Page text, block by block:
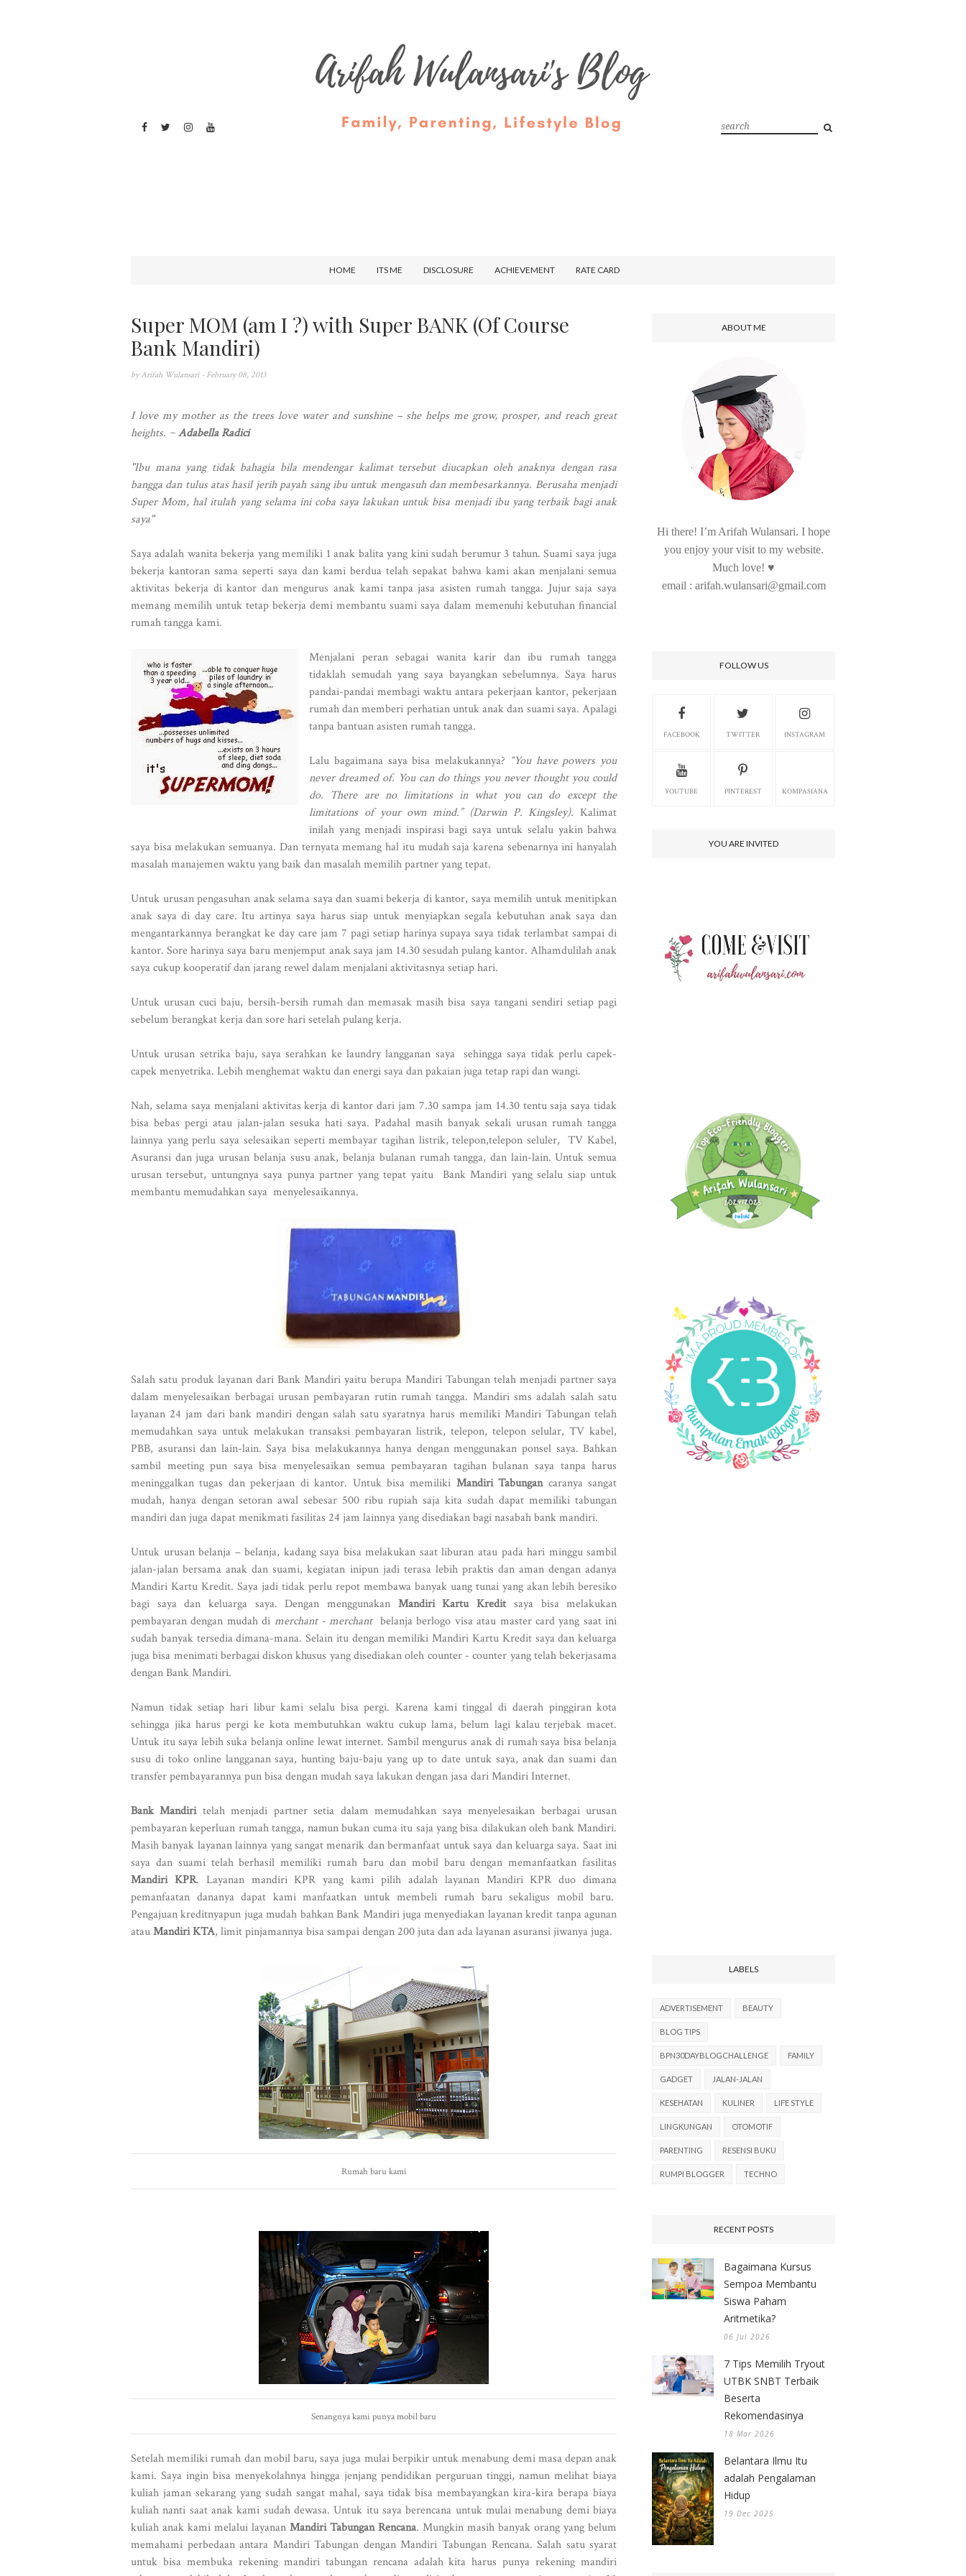
HOME ITS ME DISCLOSURE ACHIEVEMENT RATE CARD
Super MOM (am I ?) with Super BANK (Of Course
Bank Mandiri)
by Arifah Wulansari - February 08, 2013
I love my mother as the trees love water and sunshine – she helps me grow, prosper, and reach great
heights. ~Adabella Radici
"Ibu mana yang tidak bahagia bila mendengar kalimat tersebut diucapkan oleh anaknya dengan rasa
bangga dan tulus atas hasil jerih payah sang ibu untuk mengasuh dan membesarkannya. Berusaha menjadi
Super Mom, hal itulah yang selama ini coba saya lakukan untuk bisa menjadi ibu yang terbaik bagi anak
saya"
Saya adalah wanita bekerja yang memiliki 1 anak balita yang kini sudah berumur 3 tahun. Suami saya juga
bekerja kantoran sama seperti saya dan kami berdua telah sepakat bahwa kami akan menjalani semua
aktivitas bekerja di kantor dan mengurus anak kami tanpa jasa asisten rumah tangga. Jujur saja saya
memang memilih untuk tetap bekerja demi membantu suami saya dalam memenuhi kebutuhan financial
rumah tangga kami.
Menjalani peran sebagai wanita karir dan ibu rumah tangga
tidaklah semudah yang saya bayangkan sebelumnya. Saya harus
pandai-pandai membagi waktu antara pekerjaan kantor, pekerjaan
rumah dan memberi perhatian untuk anak dan suami saya. Apalagi
tanpa bantuan asisten rumah tangga.
Lalu bagaimana saya bisa melakukannya? “You have powers you
never dreamed of. You can do things you never thought you could
do. There are no limitations in what you can do except the
limitations of your own mind.” (Darwin P. Kingsley). Kalimat
inilah yang menjadi inspirasi bagi saya untuk selalu yakin bahwa
saya bisa melakukan semuanya. Dan ternyata memang hal itu mudah saja karena sebenarnya ini hanyalah
masalah manajemen waktu yang baik dan masalah memilih partner yang tepat.
Untuk urusan pengasuhan anak selama saya dan suami bekerja di kantor, saya memilih untuk menitipkan
anak saya di day care. Itu artinya saya harus siap untuk menyiapkan segala kebutuhan anak saya dan
mengantarkannya berangkat ke day care jam 7 pagi setiap harinya supaya saya tidak terlambat sampai di
kantor. Sore harinya saya baru menjemput anak saya jam 14.30 sesudah pulang kantor. Alhamdulilah anak
saya cukup kooperatif dan jarang rewel dalam menjalani aktivitasnya setiap hari.
Untuk urusan cuci baju, bersih-bersih rumah dan memasak masih bisa saya tangani sendiri setiap pagi
sebelum berangkat kerja dan sore hari setelah pulang kerja.
Untuk urusan setrika baju, saya serahkan ke laundry langganan saya sehingga saya tidak perlu capek-
capek menyetrika. Lebih menghemat waktu dan energi saya dan pakaian juga tetap rapi dan wangi.
Nah, selama saya menjalani aktivitas kerja di kantor dari jam 7.30 sampa jam 14.30 tentu saja saya tidak
bisa bebas pergi atau jalan-jalan sesuka hati saya. Padahal masih banyak sekali urusan rumah tangga
lainnya yang perlu saya selesaikan seperti membayar tagihan listrik, telepon,telepon seluler, TV Kabel,
Asuransi dan juga urusan belanja susu anak, belanja bulanan rumah tangga, dan lain-lain. Untuk semua
urusan tersebut, untungnya saya punya partner yang tepat yaitu Bank Mandiri yang selalu siap untuk
membantu memudahkan saya menyelesaikannya.
Salah satu produk layanan dari Bank Mandiri yaitu berupa Mandiri Tabungan telah menjadi partner saya
dalam menyelesaikan berbagai urusan pembayaran rutin rumah tangga. Mandiri sms adalah salah satu
layanan 24 jam dari bank mandiri dengan salah satu syaratnya harus memiliki Mandiri Tabungan telah
memudahkan saya untuk melakukan transaksi pembayaran listrik, telepon, telepon selular, TV kabel,
PBB, asuransi dan lain-lain. Saya bisa melakukannya hanya dengan menggunakan ponsel saya. Bahkan
sambil meeting pun saya bisa menyelesaikan semua pembayaran tagihan bulanan saya tanpa harus
meninggalkan tugas dan pekerjaan di kantor. Untuk bisa memiliki Mandiri Tabungancaranya sangat
mudah, hanya dengan setoran awal sebesar 500 ribu rupiah saja kita sudah dapat memiliki tabungan
mandiri dan juga dapat menikmati fasilitas 24 jam lainnya yang disediakan bagi nasabah bank mandiri.
Untuk urusan belanja – belanja, kadang saya bisa melakukan saat liburan atau pada hari minggu sambil
jalan-jalan bersama anak dan suami, kegiatan inipun jadi terasa lebih praktis dan aman dengan adanya
Mandiri Kartu Kredit. Saya jadi tidak perlu repot membawa banyak uang tunai yang akan lebih beresiko
bagi saya dan keluarga saya. Dengan menggunakan Mandiri Kartu Kreditsaya bisa melakukan
pembayaran dengan mudah di merchant - merchant belanja berlogo visa atau master card yang saat ini
sudah banyak tersedia dimana-mana. Selain itu dengan memiliki Mandiri Kartu Kredit saya dan keluarga
juga bisa menimati berbagai diskon khusus yang disediakan oleh counter - counter yang telah bekerjasama
dengan Bank Mandiri.
Namun tidak setiap hari libur kami selalu bisa pergi. Karena kami tinggal di daerah pinggiran kota
sehingga jika harus pergi ke kota membutuhkan waktu cukup lama, belum lagi kalau terjebak macet.
Untuk itu saya lebih suka belanja online lewat internet. Sambil mengurus anak di rumah saya bisa belanja
susu di toko online langganan saya, hunting baju-baju yang up to date untuk saya, anak dan suami dan
transfer pembayarannya pun bisa dengan mudah saya lakukan dengan jasa dari Mandiri Internet.
Bank Mandiritelah menjadi partner setia dalam memudahkan saya menyelesaikan berbagai urusan
pembayaran keperluan rumah tangga, namun bukan cuma itu saja yang bisa dilakukan oleh bank Mandiri.
Masih banyak layanan lainnya yang sangat menarik dan bermanfaat untuk saya dan keluarga saya. Saat ini
saya dan suami telah berhasil memiliki rumah baru dan mobil baru dengan memanfaatkan fasilitas
Mandiri KPR. Layanan mandiri KPR yang kami pilih adalah layanan Mandiri KPR duo dimana
pemanfaatan dananya dapat kami manfaatkan untuk membeli rumah baru sekaligus mobil baru.
Pengajuan kreditnyapun juga mudah bahkan Bank Mandiri juga menyediakan layanan kredit tanpa agunan
atauMandiri KTA, limit pinjamannya bisa sampai dengan 200 juta dan ada layanan asuransi jiwanya juga.
Rumah baru kami
Senangnya kami punya mobil baru
Setelah memiliki rumah dan mobil baru, saya juga mulai berpikir untuk menabung demi masa depan anak
kami. Saya ingin bisa menyekolahnya hingga jenjang pendidikan perguruan tinggi, namun melihat biaya
kuliah jaman sekarang yang sudah sangat mahal, saya tidak bisa membayangkan kira-kira berapa biaya
kuliah nanti saat anak kami sudah dewasa. Untuk itu saya berencana untuk mulai menabung demi biaya
kuliah anak kami melalui layananMandiri Tabungan Rencana. Mungkin masih banyak orang yang belum
memahami perbedaan antara Mandiri Tabungan dengan Mandiri Tabungan Rencana. Salah satu syarat
untuk bisa membuka rekening mandiri tabungan rencana adalah kita harus punya rekening mandiri
ABOUT ME
Hi there! I’m Arifah Wulansari. I hope
you enjoy your visit to my website.
Much love! ♥
email : arifah.wulansari@gmail.com
FOLLOW US
FACEBOOK TWITTER INSTAGRAM
YOUTUBE PINTEREST KOMPASIANA
YOU ARE INVITED
LABELS
ADVERTISEMENT BEAUTY
BLOG TIPS
BPN30DAYBLOGCHALLENGE FAMILY
GADGET JALAN-JALAN
KESEHATAN KULINER LIFE STYLE
LINGKUNGAN OTOMOTIF
PARENTING RESENSI BUKU
RUMPI BLOGGER TECHNO
RECENT POSTS
Bagaimana Kursus
Sempoa Membantu
Siswa Paham
Aritmetika?
06 Jul 2026
7 Tips Memilih Tryout
UTBK SNBT Terbaik
Beserta
Rekomendasinya
18 Mar 2026
Belantara Ilmu Itu
adalah Pengalaman
Hidup
19 Dec 2025